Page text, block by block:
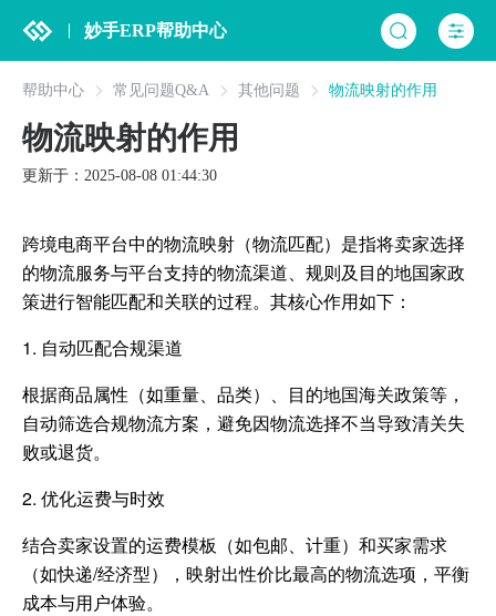
妙手ERP帮助中心
帮助中心 常见问题Q&A 其他问题 物流映射的作用
物流映射的作用
更新于：2025-08-08 01:44:30
跨境电商平台中的物流映射（物流匹配）是指将卖家选择
的物流服务与平台支持的物流渠道、规则及目的地国家政
策进行智能匹配和关联的过程。其核心作用如下：
1. 自动匹配合规渠道
根据商品属性（如重量、品类）、目的地国海关政策等，
自动筛选合规物流方案，避免因物流选择不当导致清关失
败或退货。
2. 优化运费与时效
结合卖家设置的运费模板（如包邮、计重）和买家需求
（如快递/经济型），映射出性价比最高的物流选项，平衡
成本与用户体验。